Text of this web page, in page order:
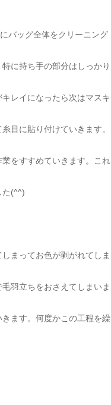
バッグ全体をクリーニング
に持ち手の部分はしっかり
レイになったら次はマスキ
目に貼り付けていきます。
をすすめていきます。これ
た(^^)
まってお色が剥がれてしま
羽立ちをおさえてしまいま
ます。何度かこの工程を繰